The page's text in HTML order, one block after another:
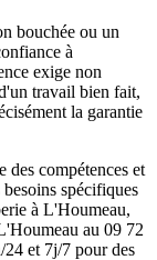
bouchée ou un
à
exige non
travail bien fait,
la garantie
des compétences et
spécifiques
à L'Houmeau,
au 09 72
et 7j/7 pour des